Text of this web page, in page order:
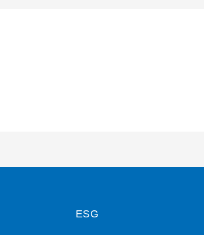
ESG